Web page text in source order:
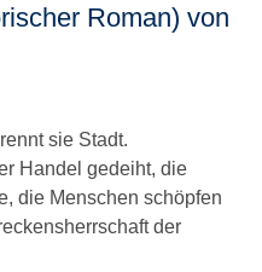
Roman) von
sie Stadt.
Handel gedeiht, die
die Menschen schöpfen
der